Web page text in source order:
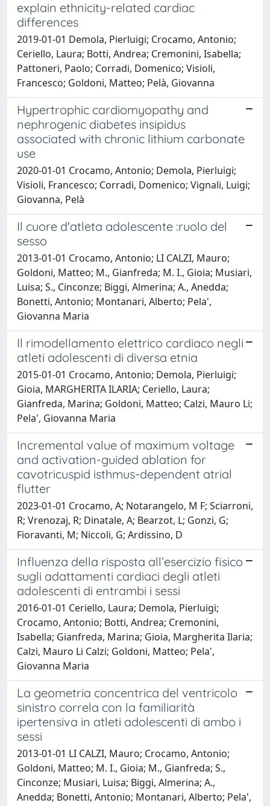
explain ethnicity-related cardiac
differences
2019-01-01 Demola, Pierluigi; Crocamo, Antonio;
Ceriello, Laura; Botti, Andrea; Cremonini, Isabella;
Pattoneri, Paolo; Corradi, Domenico; Visioli,
Francesco; Goldoni, Matteo; Pelà, Giovanna
Hypertrophic cardiomyopathy and
nephrogenic diabetes insipidus
associated with chronic lithium carbonate
use
2020-01-01 Crocamo, Antonio; Demola, Pierluigi;
Visioli, Francesco; Corradi, Domenico; Vignali, Luigi;
Giovanna, Pelà
Il cuore d'atleta adolescente :ruolo del
sesso
2013-01-01 Crocamo, Antonio; LI CALZI, Mauro;
Goldoni, Matteo; M., Gianfreda; M. I., Gioia; Musiari,
Luisa; S., Cinconze; Biggi, Almerina; A., Anedda;
Bonetti, Antonio; Montanari, Alberto; Pela',
Giovanna Maria
Il rimodellamento elettrico cardiaco negli
atleti adolescenti di diversa etnia
2015-01-01 Crocamo, Antonio; Demola, Pierluigi;
Gioia, MARGHERITA ILARIA; Ceriello, Laura;
Gianfreda, Marina; Goldoni, Matteo; Calzi, Mauro Li;
Pela', Giovanna Maria
Incremental value of maximum voltage
and activation-guided ablation for
cavotricuspid isthmus-dependent atrial
flutter
2023-01-01 Crocamo, A; Notarangelo, M F; Sciarroni,
R; Vrenozaj, R; Dinatale, A; Bearzot, L; Gonzi, G;
Fioravanti, M; Niccoli, G; Ardissino, D
Influenza della risposta all’esercizio fisico
sugli adattamenti cardiaci degli atleti
adolescenti di entrambi i sessi
2016-01-01 Ceriello, Laura; Demola, Pierluigi;
Crocamo, Antonio; Botti, Andrea; Cremonini,
Isabella; Gianfreda, Marina; Gioia, Margherita Ilaria;
Calzi, Mauro Li Calzi; Goldoni, Matteo; Pela',
Giovanna Maria
La geometria concentrica del ventricolo
sinistro correla con la familiarità
ipertensiva in atleti adolescenti di ambo i
sessi
2013-01-01 LI CALZI, Mauro; Crocamo, Antonio;
Goldoni, Matteo; M. I., Gioia; M., Gianfreda; S.,
Cinconze; Musiari, Luisa; Biggi, Almerina; A.,
Anedda; Bonetti, Antonio; Montanari, Alberto; Pela',